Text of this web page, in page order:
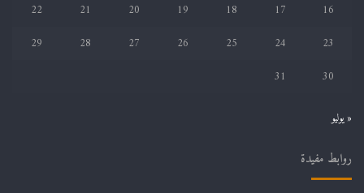
16
17
18
19
20
21
22
23
24
25
26
27
28
29
30
31
« يوليو
روابط مفيدة